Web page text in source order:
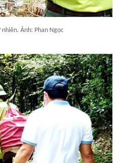
Ảnh: Phan Ngọc